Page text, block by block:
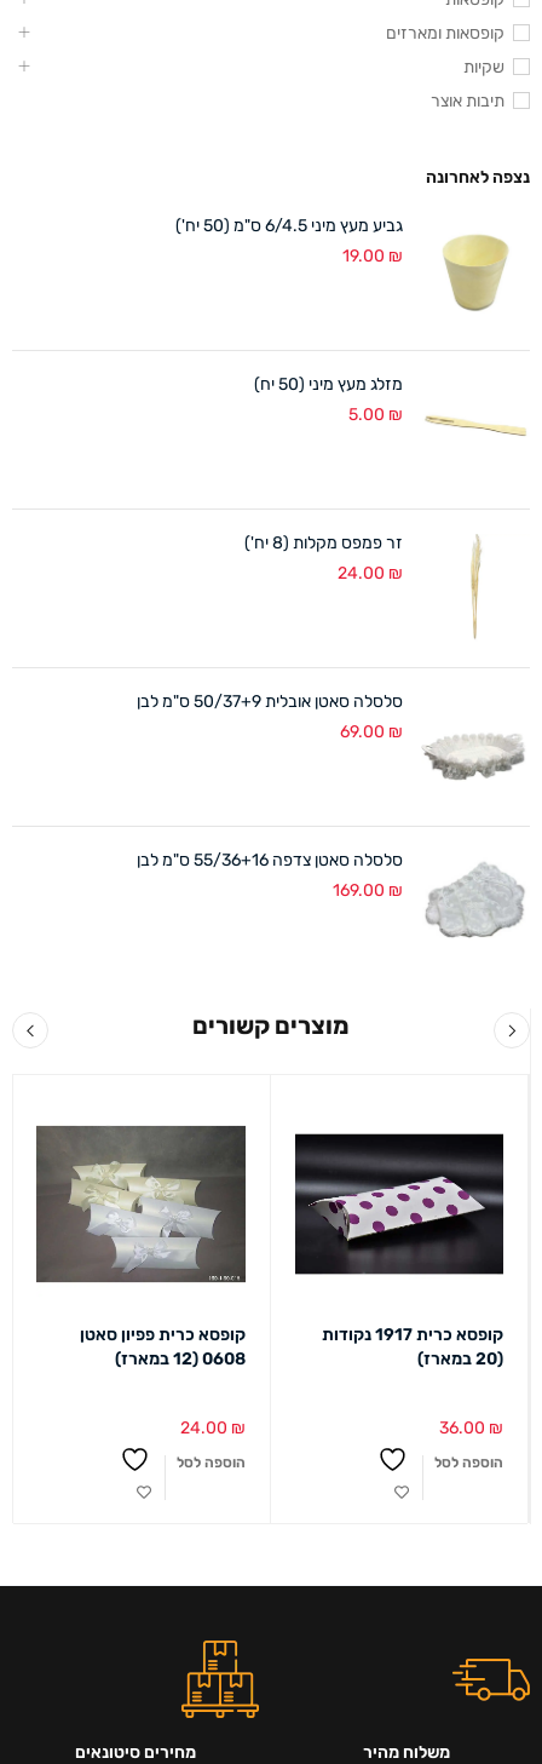
קופסאות ומארזים
שקיות
תיבות אוצר
נצפה לאחרונה
גביע מעץ מיני 6/4.5 ס"מ (50 יח')
19.00 ₪
מזלג מעץ מיני (50 יח)
5.00 ₪
זר פמפס מקלות (8 יח')
24.00 ₪
סלסלה סאטן אובלית 50/37+9 ס"מ לבן
69.00 ₪
סלסלה סאטן צדפה 55/36+16 ס"מ לבן
169.00 ₪
מוצרים קשורים
קופסא כרית 1917 נקודות
(20 במארז)
36.00 ₪
הוספה לסל
קופסא כרית פפיון סאטן
0608 (12 במארז)
24.00 ₪
הוספה לסל
משלוח מהיר
מחירים סיטונאים